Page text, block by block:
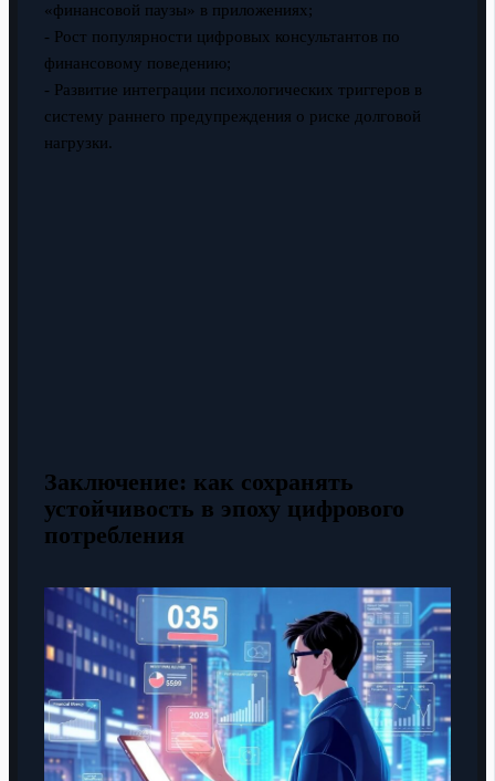
«финансовой паузы» в приложениях;
- Рост популярности цифровых консультантов по
финансовому поведению;
- Развитие интеграции психологических триггеров в
систему раннего предупреждения о риске долговой
нагрузки.
Заключение: как сохранять
устойчивость в эпоху цифрового
потребления